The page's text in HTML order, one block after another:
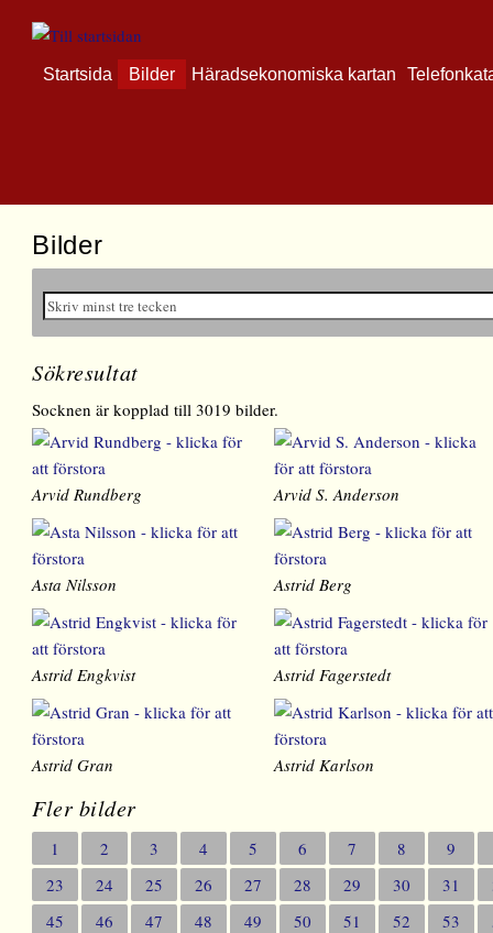
Startsida Bilder Häradsekonomiska kartan
Bilder
Sökresultat
Socknen är kopplad till 3019 bilder.
Arvid Rundberg Arvid S. Anderson
Asta Nilsson Astrid Berg
Astrid Engkvist Astrid Fagerstedt
Astrid Gran Astrid Karlson
Fler bilder
1 2 3 4 5 6 7 8 9
23
24 25 26 27 28 29 30 31
45
46 47 48 49 50 51 52 53